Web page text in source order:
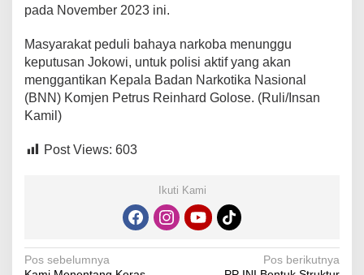
pada November 2023 ini.
Masyarakat peduli bahaya narkoba menunggu
keputusan Jokowi, untuk polisi aktif yang akan
menggantikan Kepala Badan Narkotika Nasional
(BNN) Komjen Petrus Reinhard Golose. (Ruli/Insan
Kamil)
Post Views: 603
Ikuti Kami
Navigasi
Pos sebelumnya
Pos berikutnya